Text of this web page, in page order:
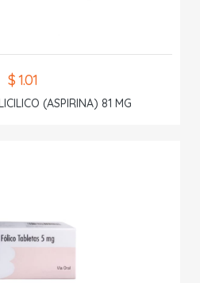
$ 1.01
(ASPIRINA) 81 MG